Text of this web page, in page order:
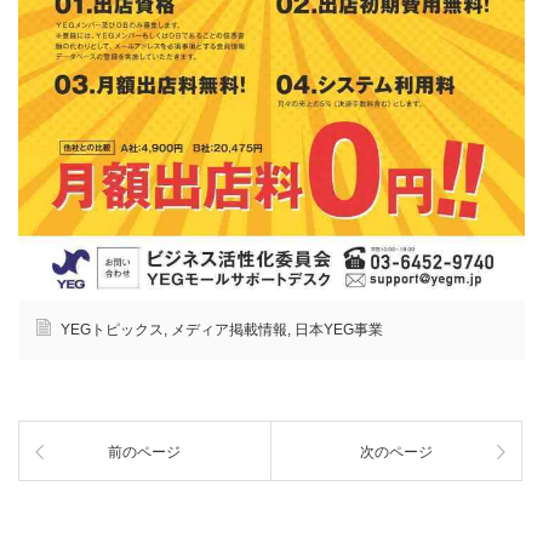
YEGトピックス, メディア掲載情報, 日本YEG事業
前のページ 次のページ